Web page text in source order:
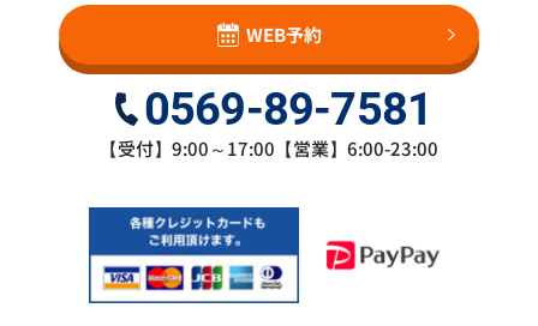
WEB予約
0569-89-7581
【受付】9:00～17:00【営業】6:00-23:00